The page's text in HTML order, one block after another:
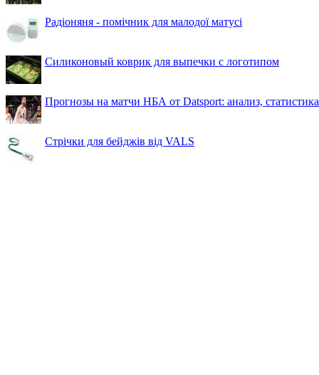
Радіоняня - помічник для малодої матусі
Силиконовый коврик для выпечки с логотипом
Прогнозы на матчи НБА от Datsport: анализ,
Стрічки для бейджів від VALS